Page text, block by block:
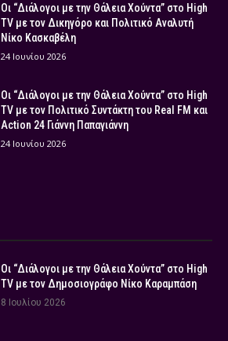
Οι “Διάλογοι με την Θάλεια Χούντα” στο High
TV με τον Δικηγόρο και Πολιτικό Αναλυτή
Νίκο Κασκαβέλη
24 Ιουνίου 2026
Οι “Διάλογοι με την Θάλεια Χούντα” στο High
TV με τον Πολιτικό Συντάκτη του Real FM και
Action 24 Γιάννη Παπαγιάννη
24 Ιουνίου 2026
Οι “Διάλογοι με την Θάλεια Χούντα” στο High
TV με τον Δημοσιογράφο Νίκο Καραμπάση
8 Ιουλίου 2026